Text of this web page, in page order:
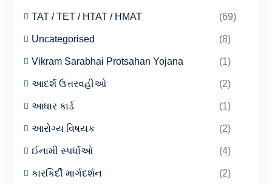
TAT / TET / HTAT / HMAT (69)
Uncategorised (8)
Vikram Sarabhai Protsahan Yojana (1)
આદર્શ ઉત્તરવહીઓ (2)
આધાર કાર્ડ (1)
આરોગ્ય વિષયક (2)
ઈનામી સ્પર્ધાઓ (4)
કારકિર્દી માર્ગદર્શન (2)